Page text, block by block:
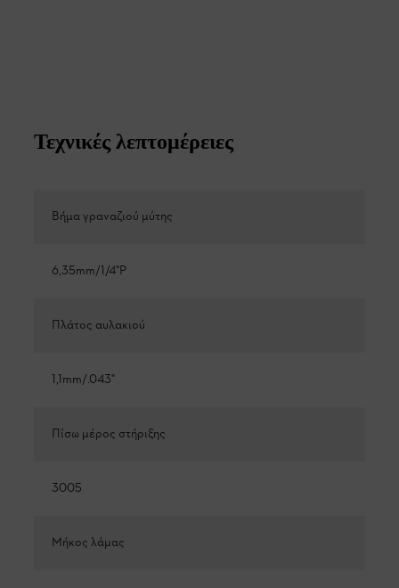
Τεχνικές λεπτομέρειες
Βήμα γραναζιού μύτης
6,35mm/1/4"P
Πλάτος αυλακιού
1,1mm/.043"
Πίσω μέρος στήριξης
3005
Μήκος λάμας